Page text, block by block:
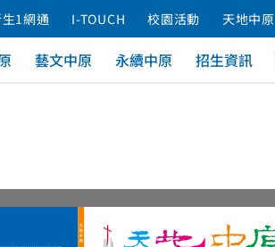
1網通 I-TOUCH 校園活動 天地中原
藝文中原 永續中原 招生資訊